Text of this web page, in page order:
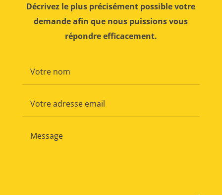
Décrivez le plus précisément possible votre
demande afin que nous puissions vous
répondre efficacement.